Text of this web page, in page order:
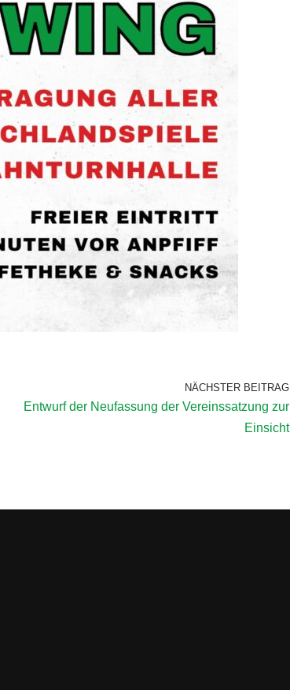
NÄCHSTER BEITRAG
Entwurf der Neufassung der Vereinssatzung zur
Einsicht